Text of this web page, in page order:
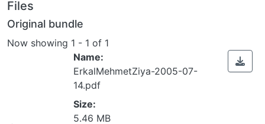
Files
Original bundle
Now showing 1 - 1 of 1
Name:
ErkalMehmetZiya-2005-07-
14.pdf
Size:
5.46 MB